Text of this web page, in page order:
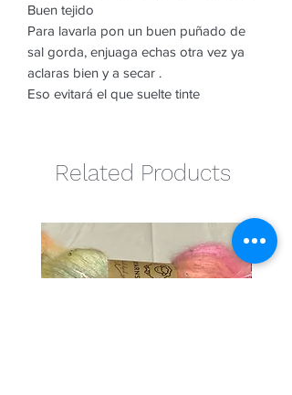
Buen tejido
Para lavarla pon un buen puñado de
sal gorda, enjuaga echas otra vez ya
aclaras bien y a secar .
Eso evitará el que suelte tinte
Related Products